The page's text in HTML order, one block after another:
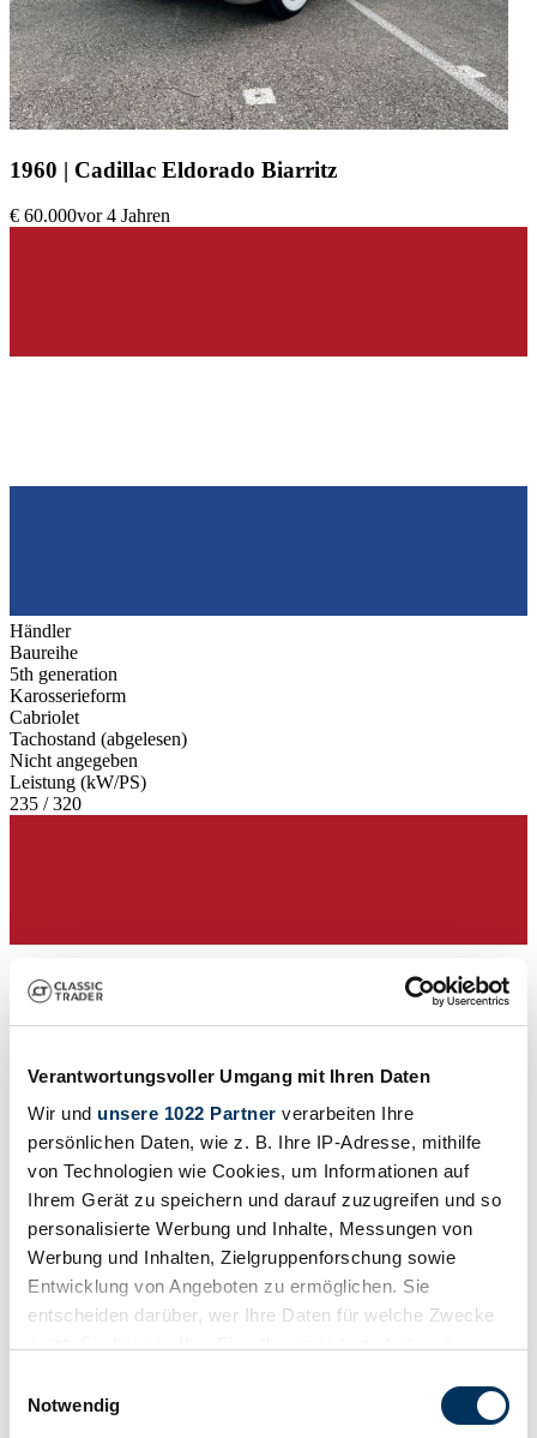
Verantwortungsvoller Umgang mit Ihren Daten
Wir und unsere 1022 Partner verarbeiten Ihre
persönlichen Daten, wie z. B. Ihre IP-Adresse, mithilfe
von Technologien wie Cookies, um Informationen auf
Ihrem Gerät zu speichern und darauf zuzugreifen und so
personalisierte Werbung und Inhalte, Messungen von
Werbung und Inhalten, Zielgruppenforschung sowie
Entwicklung von Angeboten zu ermöglichen. Sie
entscheiden darüber, wer Ihre Daten für welche Zwecke
Trigger Symbol ändern oder widerrufen
Notwendig
1960 | Cadillac Eldorado Biarritz
€ 60.000vor 4 Jahren
Händler
Baureihe
5th generation
Karosserieform
Cabriolet
Tachostand (abgelesen)
Nicht angegeben
Leistung (kW/PS)
235 / 320